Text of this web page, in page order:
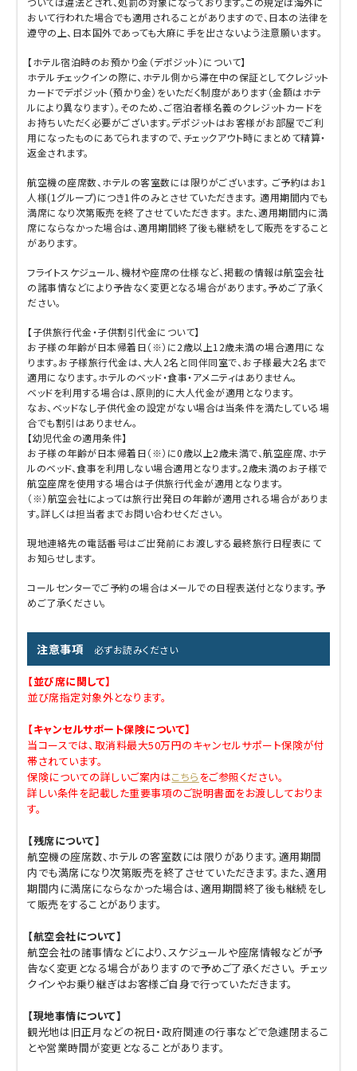
おいて行われた場合でも適用されることがありますので、日本の法律を
遵守の上、日本国外であっても大麻に手を出さないよう注意願います。
【ホテル宿泊時のお預かり金（デポジット）について】
ホテルチェックインの際に、ホテル側から滞在中の保証としてクレジット
カードでデポジット（預かり金）をいただく制度があります（金額はホテ
ルにより異なります）。そのため、ご宿泊者様名義のクレジットカードを
お持ちいただく必要がございます。デポジットはお客様がお部屋でご利
用になったものにあてられますので、チェックアウト時にまとめて精算・
返金されます。
航空機の座席数、ホテルの客室数には限りがございます。 ご予約はお1
人様(1グループ)につき1件のみとさせていただきます。 適用期間内でも
満席になり次第販売を終了させていただきます。 また、適用期間内に満
席にならなかった場合は、適用期間終了後も継続をして販売をすること
があります。
フライトスケジュール、機材や座席の仕様など、掲載の情報は航空会社
の諸事情などにより予告なく変更となる場合があります。予めご了承く
ださい。
【子供旅行代金・子供割引代金について】
お子様の年齢が日本帰着日（※）に2歳以上12歳未満の場合適用にな
ります。お子様旅行代金は、大人2名と同伴同室で、お子様最大2名まで
適用になります。ホテルのベッド・食事・アメニティはありません。
ベッドを利用する場合は、原則的に大人代金が適用となります。
なお、ベッドなし子供代金の設定がない場合は当条件を満たしている場
合でも割引はありません。
【幼児代金の適用条件】
お子様の年齢が日本帰着日（※）に0歳以上2歳未満で、航空座席、ホテ
ルのベッド、食事を利用しない場合適用となります。2歳未満のお子様で
航空座席を使用する場合は子供旅行代金が適用となります。
（※）航空会社によっては旅行出発日の年齢が適用される場合がありま
す。詳しくは担当者までお問い合わせください。
現地連絡先の電話番号はご出発前にお渡しする最終旅行日程表にて
お知らせします。
コールセンターでご予約の場合はメールでの日程表送付となります。予
めご了承ください。
注意事項 必ずお読みください
【並び席に関して】
並び席指定対象外となります。
【キャンセルサポート保険について】
当コースでは、取消料最大50万円のキャンセルサポート保険が付
帯されています。
保険についての詳しいご案内はこちらをご参照ください。
詳しい条件を記載した重要事項のご説明書面をお渡ししておりま
す。
【残席について】
航空機の座席数、ホテルの客室数には限りがあります。適用期間
内でも満席になり次第販売を終了させていただきます。また、適用
期間内に満席にならなかった場合は、適用期間終了後も継続をし
て販売をすることがあります。
【航空会社について】
航空会社の諸事情などにより、スケジュールや座席情報などが予
告なく変更となる場合がありますので予めご了承ください。 チェッ
クインやお乗り継ぎはお客様ご自身で行っていただきます。
【現地事情について】
観光地は旧正月などの祝日・政府関連の行事などで急遽閉まるこ
とや営業時間が変更となることがあります。